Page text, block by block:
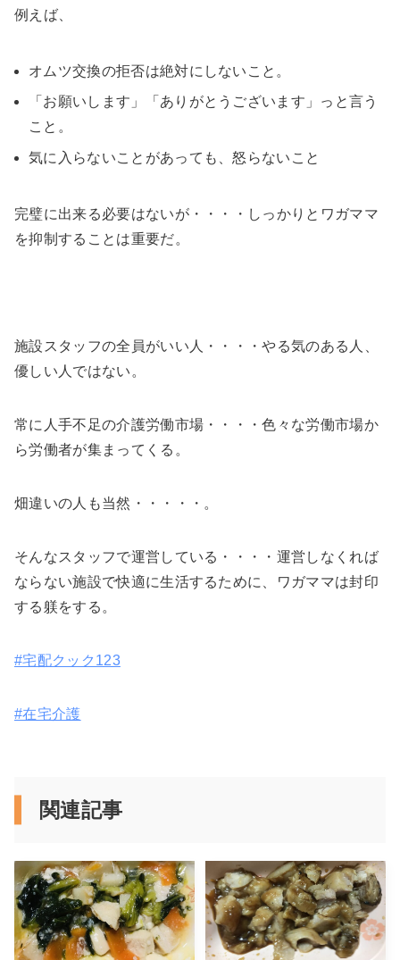
例えば、
オムツ交換の拒否は絶対にしないこと。
「お願いします」「ありがとうございます」っと言う
こと。
気に入らないことがあっても、怒らないこと
完璧に出来る必要はないが・・・・しっかりとワガママ
を抑制することは重要だ。
施設スタッフの全員がいい人・・・・やる気のある人、
優しい人ではない。
常に人手不足の介護労働市場・・・・色々な労働市場か
ら労働者が集まってくる。
畑違いの人も当然・・・・・。
そんなスタッフで運営している・・・・運営しなくれば
ならない施設で快適に生活するために、ワガママは封印
する躾をする。
#宅配クック123
#在宅介護
関連記事